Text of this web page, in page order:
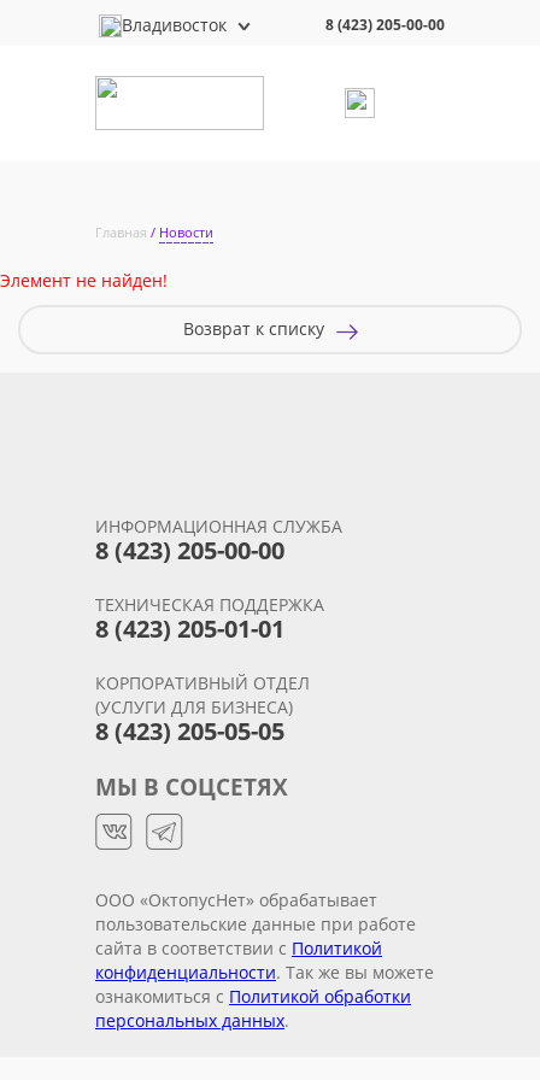
Владивосток 8 (423) 205-00-00
Главная Новости
Элемент не найден!
Возврат к списку
ИНФОРМАЦИОННАЯ СЛУЖБА
8 (423) 205-00-00
ТЕХНИЧЕСКАЯ ПОДДЕРЖКА
8 (423) 205-01-01
КОРПОРАТИВНЫЙ ОТДЕЛ
(УСЛУГИ ДЛЯ БИЗНЕСА)
8 (423) 205-05-05
МЫ В СОЦСЕТЯХ
ООО «ОктопусНет» обрабатывает
пользовательские данные при работе
сайта в соответствии с Политикой
конфиденциальности. Так же вы можете
ознакомиться с Политикой обработки
персональных данных.